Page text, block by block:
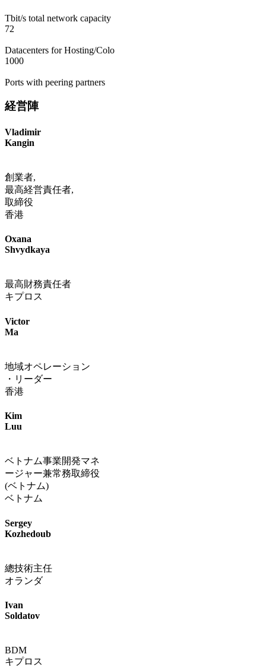
Tbit/s total network capacity
72
Datacenters for Hosting/Colo
1000
Ports with peering partners
経営陣
Vladimir
Kangin
創業者,
最高経営責任者,
取締役
香港
Oxana
Shvydkaya
最高財務責任者
キプロス
Victor
Ma
地域オペレーション
・リーダー
香港
Kim
Luu
ベトナム事業開発マネ
ージャー兼常務取締役
(ベトナム)
ベトナム
Sergey
Kozhedoub
總技術主任
オランダ
Ivan
Soldatov
BDM
キプロス